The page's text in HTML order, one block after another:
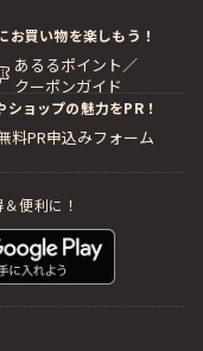
お買い物を楽しもう！
あるるポイント／
クーポンガイド
ショップの魅力をPR！
料PR申込みフォーム
便利に！